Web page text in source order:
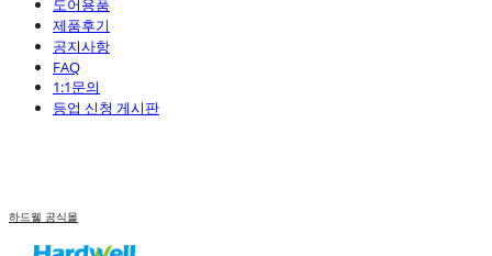
도어용품
제품후기
공지사항
FAQ
1:1문의
등업 신청 게시판
하드웰 공식몰